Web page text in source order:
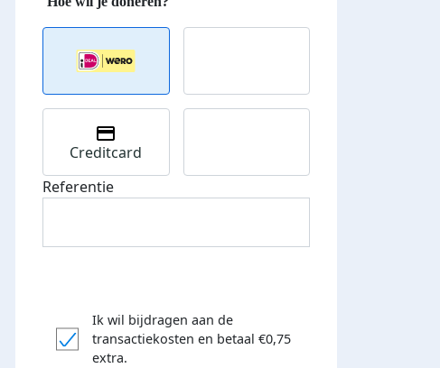
E-mails verstuurd
€500 euro opgehaald: t-shirt
verdiend
Creditcard
Referentie
Ik wil bijdragen aan de
transactiekosten en betaal €0,75
extra.